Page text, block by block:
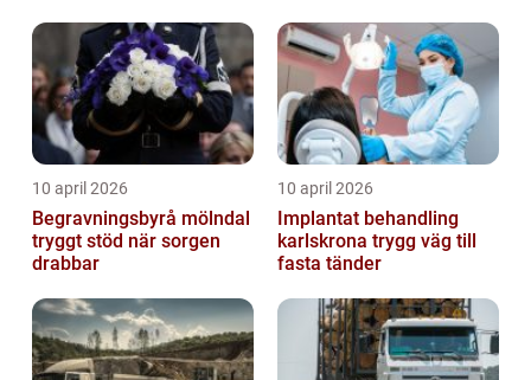
10 april 2026
Begravningsbyrå mölndal
tryggt stöd när sorgen
drabbar
10 april 2026
Implantat behandling
karlskrona trygg väg till
fasta tänder